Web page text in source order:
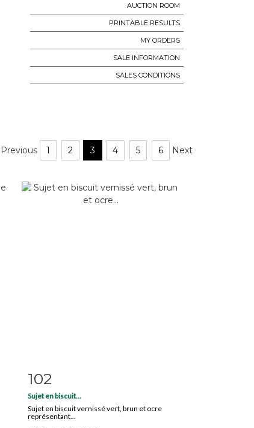
AUCTION ROOM
PRINTABLE RESULTS
MY ORDERS
SALE INFORMATION
SALES CONDITIONS
Previous 1 2 3 4 5 6 Next
Item detail
102
Sujet en biscuit...
Sujet en biscuit vernissé vert, brun et ocre
représentant...